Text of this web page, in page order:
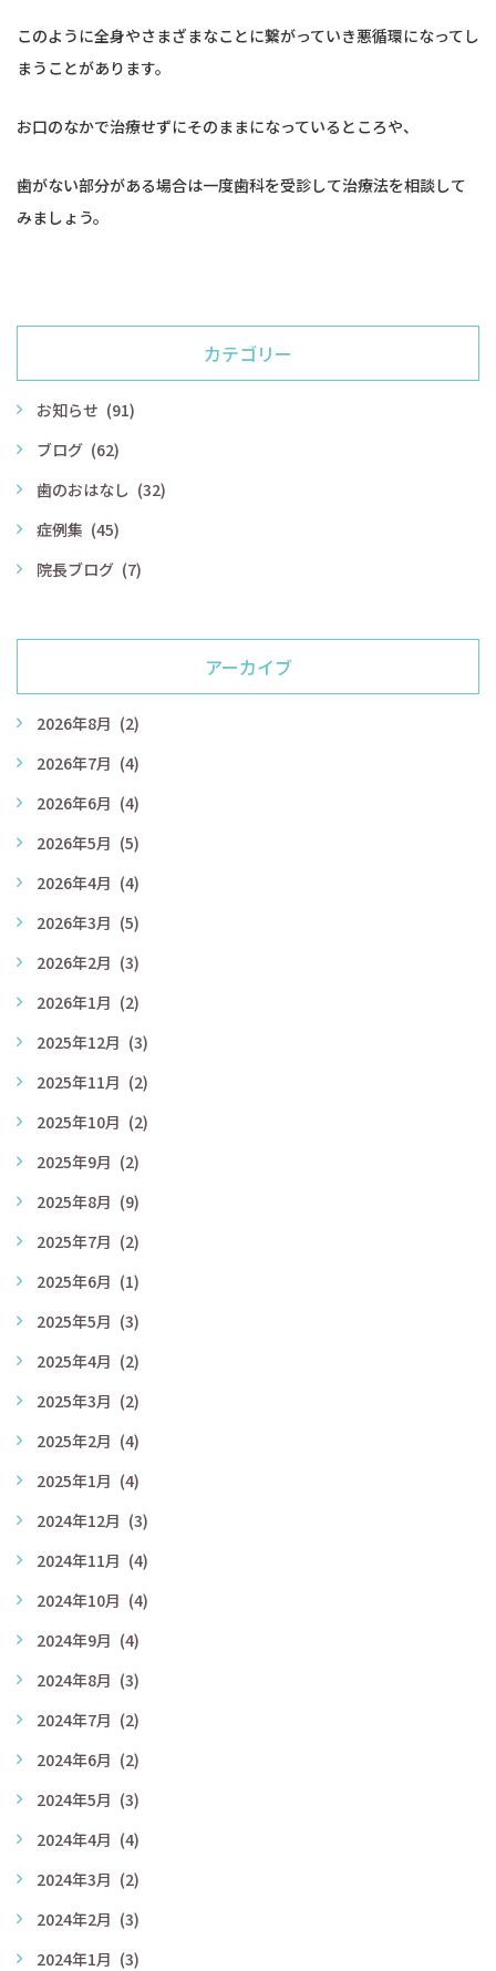
このように全身やさまざまなことに繋がっていき悪循環になってし
まうことがあります。
お口のなかで治療せずにそのままになっているところや、
歯がない部分がある場合は一度歯科を受診して治療法を相談して
みましょう。
カテゴリー
お知らせ (91)
ブログ (62)
歯のおはなし (32)
症例集 (45)
院長ブログ (7)
アーカイブ
2026年8月 (2)
2026年7月 (4)
2026年6月 (4)
2026年5月 (5)
2026年4月 (4)
2026年3月 (5)
2026年2月 (3)
2026年1月 (2)
2025年12月 (3)
2025年11月 (2)
2025年10月 (2)
2025年9月 (2)
2025年8月 (9)
2025年7月 (2)
2025年6月 (1)
2025年5月 (3)
2025年4月 (2)
2025年3月 (2)
2025年2月 (4)
2025年1月 (4)
2024年12月 (3)
2024年11月 (4)
2024年10月 (4)
2024年9月 (4)
2024年8月 (3)
2024年7月 (2)
2024年6月 (2)
2024年5月 (3)
2024年4月 (4)
2024年3月 (2)
2024年2月 (3)
2024年1月 (3)